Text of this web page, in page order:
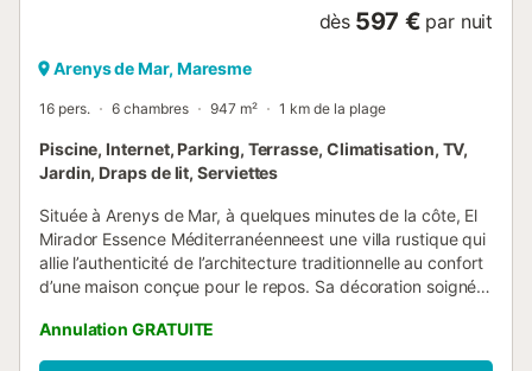
dès 597 € par nuit
Arenys de Mar, Maresme
16 pers. 6 chambres 947 m² 1 km de la plage
Piscine, Internet, Parking, Terrasse, Climatisation, TV,
Jardin, Draps de lit, Serviettes
Située à Arenys de Mar, à quelques minutes de la côte, El
Mirador Essence Méditerranéenneest une villa rustique qui
allie l’authenticité de l’architecture traditionnelle au confort
d’une maison conçue pour le repos. Sa décoration soignée,
une atmosphère chaleureuse et accueillante, créant un
refuge parfait pour ceux qui cherchent à se déconnecter
Annulation GRATUITE